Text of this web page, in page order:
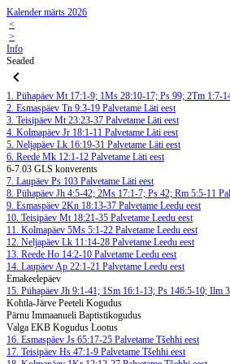
Kalender märts 2026
<
>
Info
Seaded
1. Pühapäev Mt 17:1-9; 1Ms 28:10-17; Ps 99; 2Tm 1:7-
2. Esmaspäev Tn 9:3-19 Palvetame Läti eest
3. Teisipäev Mt 23:23-37 Palvetame Läti eest
4. Kolmapäev Jr 18:1-11 Palvetame Läti eest
5. Neljapäev Lk 16:19-31 Palvetame Läti eest
6. Reede Mk 12:1-12 Palvetame Läti eest
6-7.03 GLS konverents
7. Laupäev Ps 103 Palvetame Läti eest
8. Pühapäev Jh 4:5-42; 2Ms 17:1-7; Ps 42; Rm 5:5-11
9. Esmaspäev 2Kn 18:13-37 Palvetame Leedu eest
10. Teisipäev Mt 18:21-35 Palvetame Leedu eest
11. Kolmapäev 5Ms 5:1-22 Palvetame Leedu eest
12. Neljapäev Lk 11:14-28 Palvetame Leedu eest
13. Reede Ho 14:2-10 Palvetame Leedu eest
14. LaupäevAp 22:1-21 Palvetame Leedu eest
Emakeelepäev
15. Pühapäev Jh 9:1-41; 1Sm 16:1-13; Ps 146:5-10; Ilm
Kohtla-Järve Peeteli Kogudus
Pärnu Immaanueli Baptistikogudus
Valga EKB Kogudus Lootus
16. Esmaspäev Js 65:17-25 Palvetame Tšehhi eest
17. Teisipäev Hs 47:1-9 Palvetame Tšehhi eest